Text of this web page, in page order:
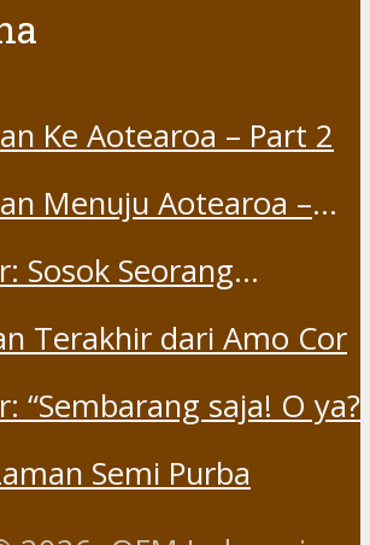
Ke Aotearoa – Part 2
Menuju Aotearoa –
Sosok Seorang
Terakhir dari Amo Cor
“Sembarang saja! O ya?
Semi Purba